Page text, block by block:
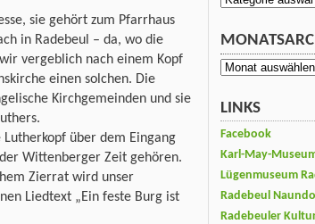
sie gehört zum Pfarrhaus
in Radebeul – da, wo die
vergeblich nach einem Kopf
einen solchen. Die
Kirchgemeinden und sie
über dem Eingang
Wittenberger Zeit gehören.
Zierrat wird unser
Liedtext „Ein feste Burg ist
Monatsarchiv
LINKS
Facebook
Karl-May-
Lügenmuseum
Radebeul
Radebeuler